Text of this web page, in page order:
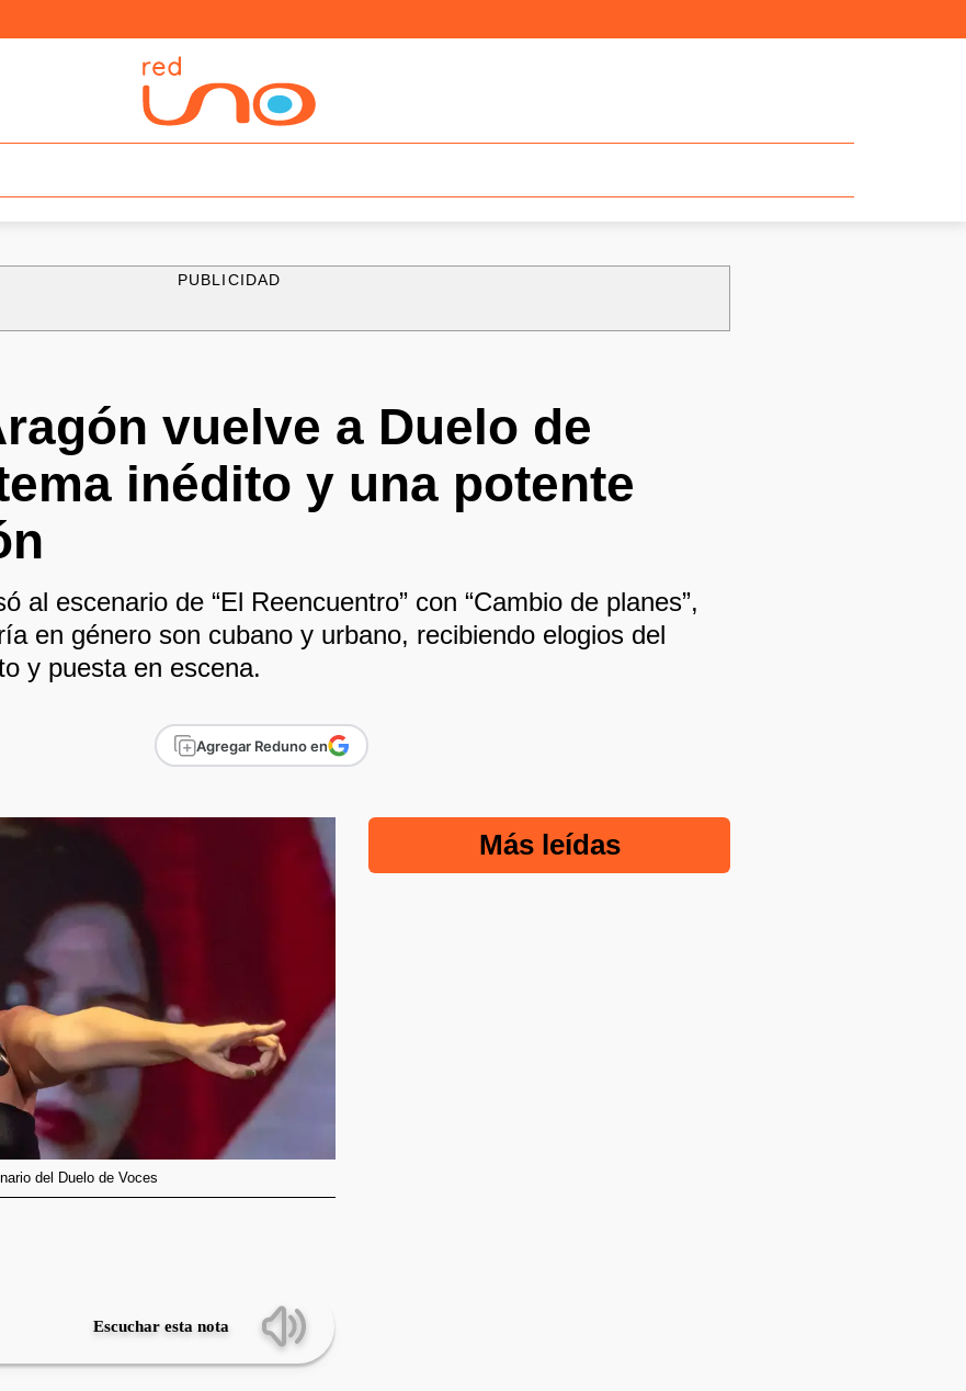
PUBLICIDAD
vuelve a Duelo de
inédito y una potente
al escenario de “El Reencuentro” con “Cambio de planes”,
en género son cubano y urbano, recibiendo elogios del
y puesta en escena.
Agregar Reduno en
del Duelo de Voces
Escuchar esta nota
Más leídas